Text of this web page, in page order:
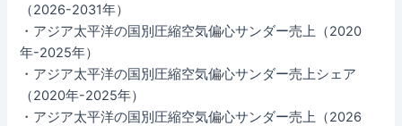
（2026-2031年）
・アジア太平洋の国別圧縮空気偏心サンダー売上（2020
年-2025年）
・アジア太平洋の国別圧縮空気偏心サンダー売上シェア
（2020年-2025年）
・アジア太平洋の国別圧縮空気偏心サンダー売上（2026